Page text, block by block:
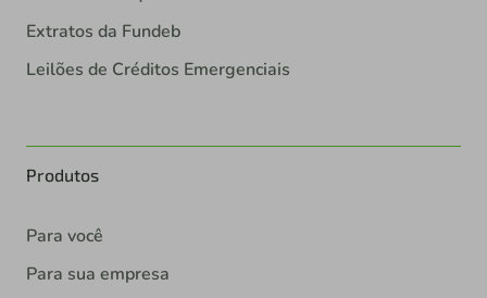
Extratos da Fundeb
Leilões de Créditos Emergenciais
Produtos
Para você
Para sua empresa